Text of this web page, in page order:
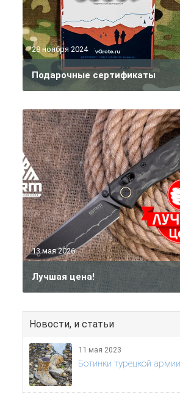
28 ноября 2024
Подарочные сертификаты
13 мая 2026
Лучшая цена!
Новости, и статьи
11 мая 2023
Ботинки турецкой армии